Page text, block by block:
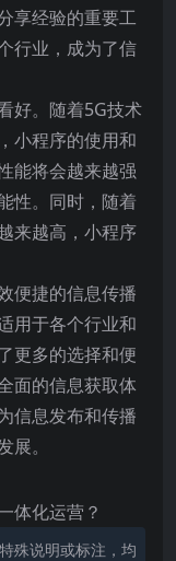
享经验的重要工
行业，成为了信
好。随着5G技术
小程序的使用和
能将会越来越强
性。同时，随着
来越高，小程序
便捷的信息传播
用于各个行业和
更多的选择和便
面的信息获取体
信息发布和传播
。
体化运营？
殊说明或标注，均